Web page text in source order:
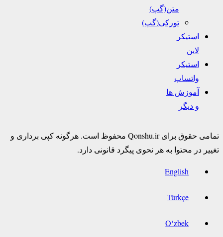
متن(گپ)
تورکی(گپ)
استیکر
لاین
استیکر
واتساپ
آموزش ها
و دیگر
تمامی حقوق برای Qonshu.ir محفوظ است. هرگونه کپی برداری و
تغییر در محتوا به هر نحوی پیگرد قانونی دارد.
English
Türkçe
Oʻzbek